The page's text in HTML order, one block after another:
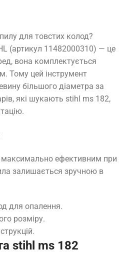
для товстих колод?
(артикул 11482000310) — це
вона комплектується
Тому цей інструмент
більшого діаметра за
які шукають stihl ms 182,
ефективним при
залишається зручною в
для опалення.
розміру.
stihl ms 182